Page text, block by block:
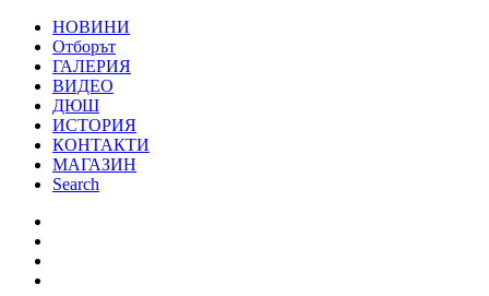
НОВИНИ
Отборът
ГАЛЕРИЯ
ВИДЕО
ДЮШ
ИСТОРИЯ
КОНТАКТИ
МАГАЗИН
Search